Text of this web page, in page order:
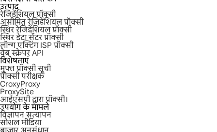
उत्पाद
रेजिडेंशियल प्रॉक्सी
असीमित रेजिडेंशियल प्रॉक्सी
स्थिर रेजिडेंशियल प्रॉक्सी
स्थिर डेटा सेंटर प्रॉक्सी
लॉन्ग एक्टिंग ISP प्रॉक्सी
वेब स्क्रेपर API
विशेषताएं
मुफ्त प्रॉक्सी सूची
प्रॉक्सी परीक्षक
CroxyProxy
ProxySite
आईएसपी द्वारा प्रॉक्सी।
उपयोग के मामले
विज्ञापन सत्यापन
सोशल मीडिया